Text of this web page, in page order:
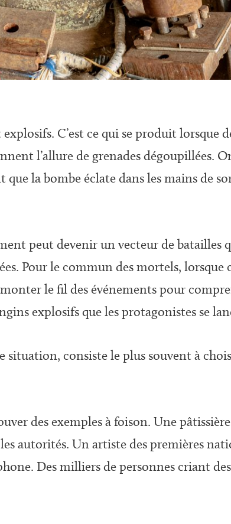
C’est ce qui se produit lorsque
l’allure de grenades dégoupillées.
la bombe éclate dans les mains de
peut devenir un vecteur de
Pour le commun des mortels, lorsque
le fil des événements pour
explosifs que les protagonistes se
consiste le plus souvent à
des exemples à foison. Une
autorités. Un artiste des premières
Des milliers de personnes criant